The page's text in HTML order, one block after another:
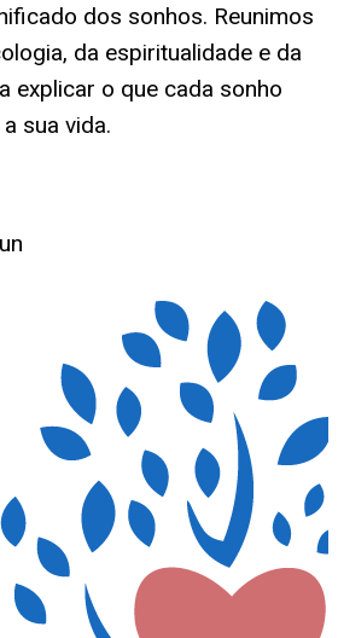
dos sonhos. Reunimos
da espiritualidade e da
explicar o que cada sonho
sua vida.